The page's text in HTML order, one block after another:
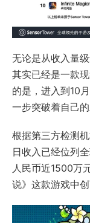
无论是从收入量
其实已经是一款
的是，进入到10
一步突破着自己的
根据第三方检测
日收入已经位列
人民币近1500万
说》这款游戏中